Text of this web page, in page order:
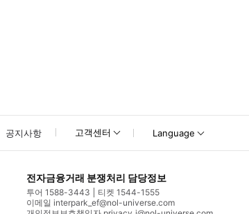
공지사항 고객센터 Language
전자금융거래 분쟁처리 담당정보
투어 1588-3443
티켓 1544-1555
이메일 interpark_ef@nol-universe.com